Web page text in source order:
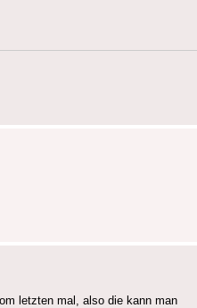
letzten mal, also die kann man